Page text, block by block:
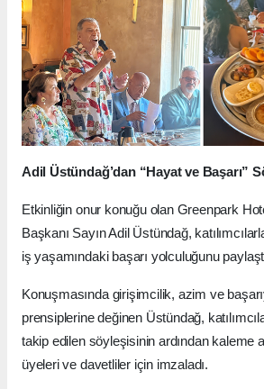
Adil Üstündağ’dan “Hayat ve Başarı”
Etkinliğin onur konuğu olan Greenpark
Başkanı Sayın Adil Üstündağ,
iş yaşamındaki başarı yolculuğunu
Konuşmasında girişimcilik, azim ve
prensiplerine değinen Üstündağ,
takip edilen söyleşisinin ardından kaleme
üyeleri ve davetliler için imzaladı.